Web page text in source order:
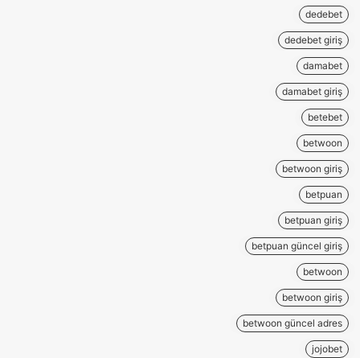
dedebet
dedebet giriş
damabet
damabet giriş
betebet
betwoon
betwoon giriş
betpuan
betpuan giriş
betpuan güncel giriş
betwoon
betwoon giriş
betwoon güncel adres
jojobet